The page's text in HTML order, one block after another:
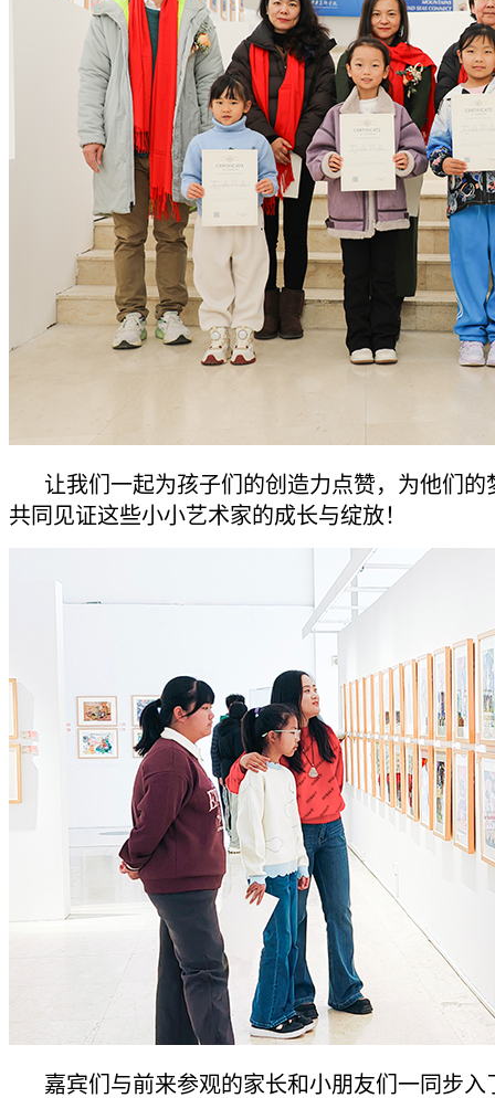
让我们一起为孩子们的创造力点赞，为他们的
共同见证这些小小艺术家的成长与绽放！
嘉宾们与前来参观的家长和小朋友们一同步入